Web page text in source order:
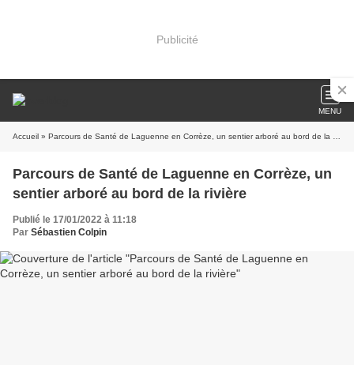
Publicité
MENU
Accueil » Parcours de Santé de Laguenne en Corrèze, un sentier arboré au bord de la rivière
Parcours de Santé de Laguenne en Corrèze, un
sentier arboré au bord de la rivière
Publié le 17/01/2022 à 11:18
Par Sébastien Colpin